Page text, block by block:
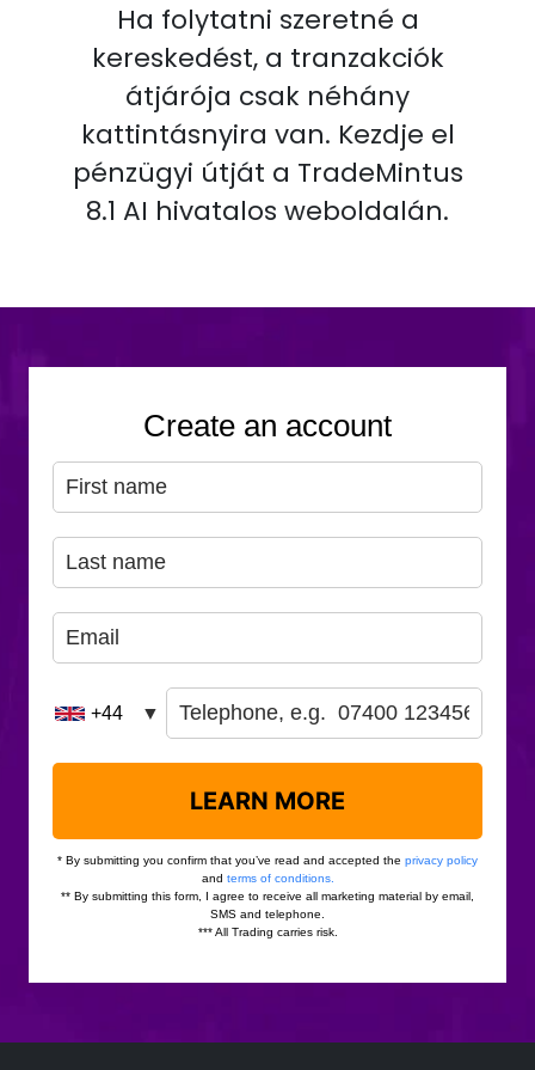
Ha folytatni szeretné a
kereskedést, a tranzakciók
átjárója csak néhány
kattintásnyira van. Kezdje el
pénzügyi útját a TradeMintus
8.1 AI hivatalos weboldalán.